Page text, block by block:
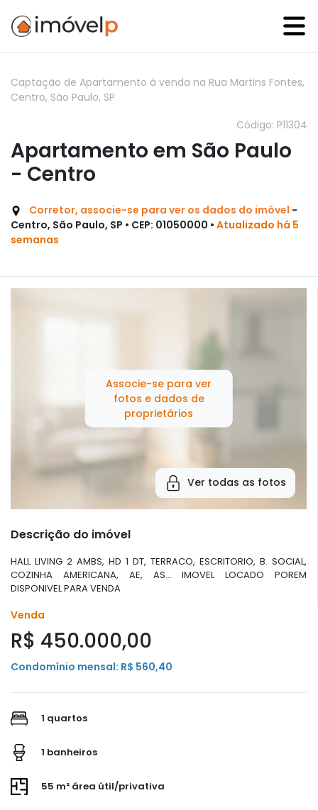
Captação de Apartamento à venda na Rua Martins Fontes,
Centro, São Paulo, SP
Código: P11304
Apartamento em São Paulo
- Centro
Corretor, associe-se para ver os dados do imóvel -
Centro, São Paulo, SP • CEP: 01050000 • Atualizado há 5
semanas
Associe-se para ver
fotos e dados de
proprietários
Ver todas as fotos
Descrição do imóvel
HALL LIVING 2 AMBS, HD 1 DT, TERRACO, ESCRITORIO, B. SOCIAL,
COZINHA AMERICANA, AE, AS... IMOVEL LOCADO POREM
DISPONIVEL PARA VENDA
Venda
R$ 450.000,00
Condomínio mensal: R$ 560,40
1 quartos
1 banheiros
55 m² área útil/privativa